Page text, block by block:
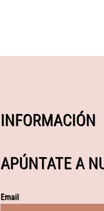
INFORMACIÓN
APÚNTATE A
Email